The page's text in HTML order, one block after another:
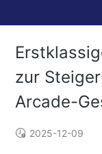
zur
Arcade-
2025-12-09